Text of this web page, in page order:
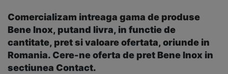
Comercializam intreaga gama de produse
Bene Inox, putand livra, in functie de
cantitate, pret si valoare ofertata, oriunde in
Romania. Cere-ne oferta de pret Bene Inox in
sectiunea Contact.